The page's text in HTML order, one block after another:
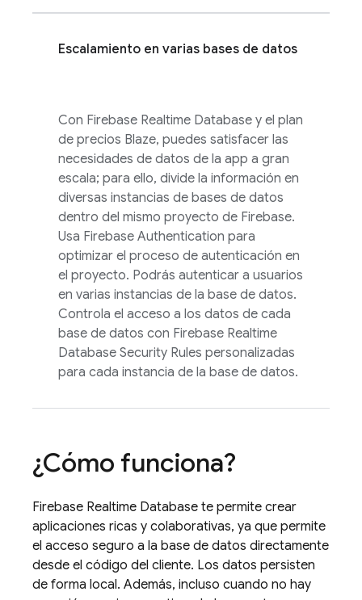
Escalamiento en varias bases de datos
Con Firebase Realtime Database y el plan
de precios Blaze, puedes satisfacer las
necesidades de datos de la app a gran
escala; para ello, divide la información en
diversas instancias de bases de datos
dentro del mismo proyecto de Firebase.
Usa Firebase Authentication para
optimizar el proceso de autenticación en
el proyecto. Podrás autenticar a usuarios
en varias instancias de la base de datos.
Controla el acceso a los datos de cada
base de datos con Firebase Realtime
Database Security Rules personalizadas
para cada instancia de la base de datos.
¿Cómo funciona?
Firebase Realtime Database te permite crear
aplicaciones ricas y colaborativas, ya que permite
el acceso seguro a la base de datos directamente
desde el código del cliente. Los datos persisten
de forma local. Además, incluso cuando no hay